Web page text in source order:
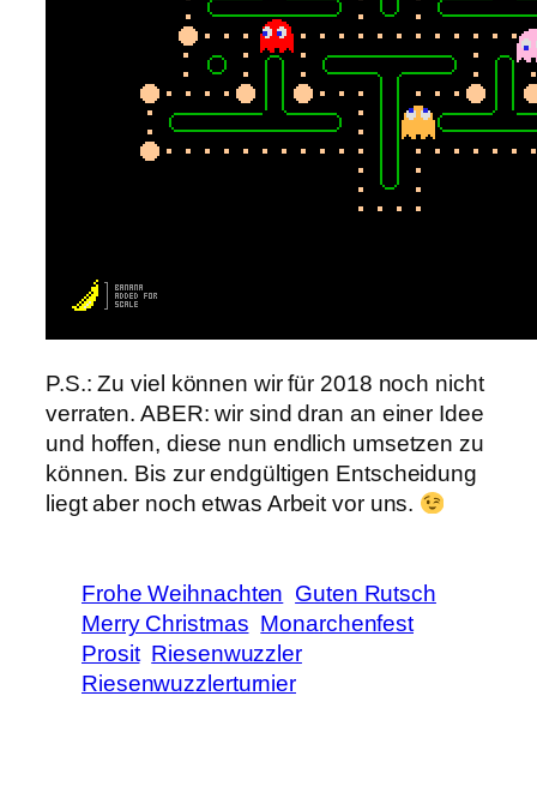
P.S.: Zu viel können wir für 2018 noch nicht
verraten. ABER: wir sind dran an einer Idee
und hoffen, diese nun endlich umsetzen zu
können. Bis zur endgültigen Entscheidung
liegt aber noch etwas Arbeit vor uns.
Frohe Weihnachten Guten Rutsch
Merry Christmas Monarchenfest
Prosit Riesenwuzzler
Riesenwuzzlerturnier